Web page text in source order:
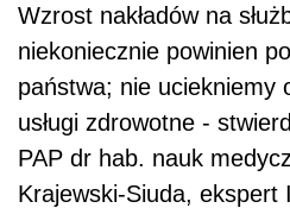
Wzrost nakładów na
niekoniecznie powinien
państwa; nie uciekniemy
usługi zdrowotne -
PAP dr hab. nauk
Krajewski-Siuda, ekspert